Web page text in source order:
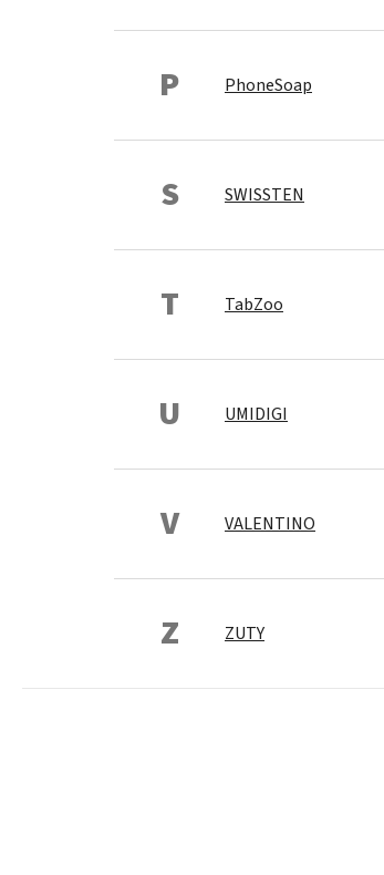
P PhoneSoap
S SWISSTEN
T TabZoo
U UMIDIGI
V VALENTINO
Z ZUTY